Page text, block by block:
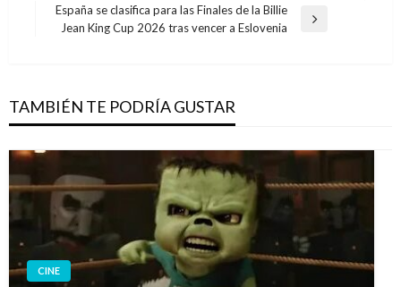
entradas
anterior
Entrada
España se clasifica para las Finales de la Billie
Jean King Cup 2026 tras vencer a Eslovenia
TAMBIÉN TE PODRÍA GUSTAR
CINE